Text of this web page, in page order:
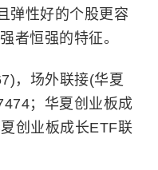
弹性好的个股更容
者恒强的特征。
，场外联接(华夏
；华夏创业板成
创业板成长ETF联